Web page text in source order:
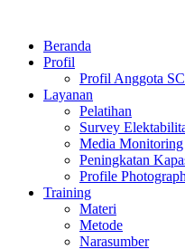
contentBeranda
Profil
Profil Anggota
Layanan
Pelatihan
Survey
Media Monitoring
Peningkatan
Profile
Training
Materi
Metode
Narasumber